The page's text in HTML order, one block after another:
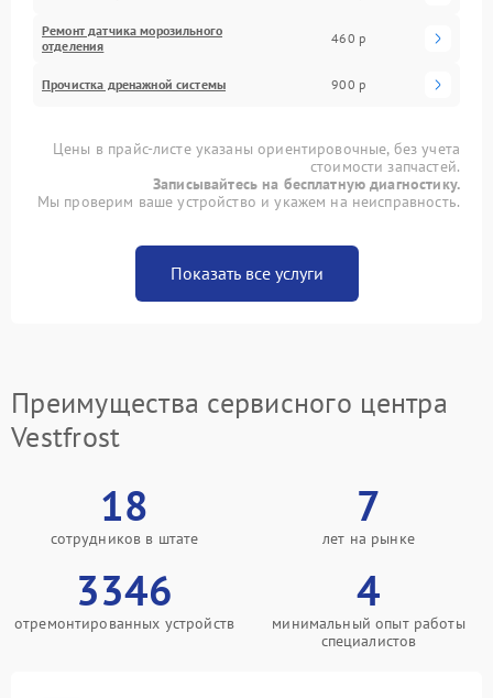
Ремонт датчика морозильного
отделения
460 р
Прочистка дренажной системы 900 р
Цены в прайс-листе указаны ориентировочные, без учета
стоимости запчастей.
Записывайтесь на бесплатную диагностику.
Мы проверим ваше устройство и укажем на неисправность.
Показать все услуги
Преимущества сервисного центра
Vestfrost
18
сотрудников в штате
7
лет на рынке
3346
отремонтированных устройств
4
минимальный опыт работы
специалистов